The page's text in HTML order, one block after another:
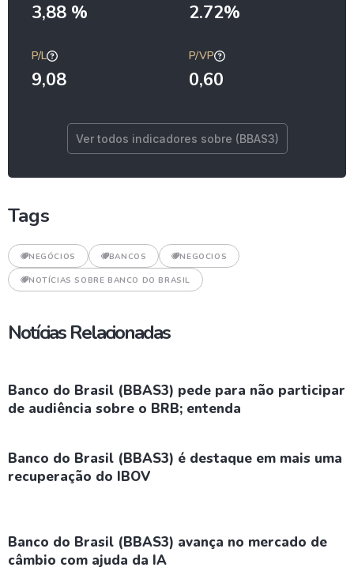
3,88 % 2.72%
P/L
9,08
P/VP
0,60
Ver todos indicadores sobre (BBAS3)
Tags
NEGÓCIOS BANCOS NEGOCIOS
NOTÍCIAS SOBRE BANCO DO BRASIL
Notícias Relacionadas
Banco do Brasil (BBAS3) pede para não participar
de audiência sobre o BRB; entenda
Banco do Brasil (BBAS3) é destaque em mais uma
recuperação do IBOV
Banco do Brasil (BBAS3) avança no mercado de
câmbio com ajuda da IA